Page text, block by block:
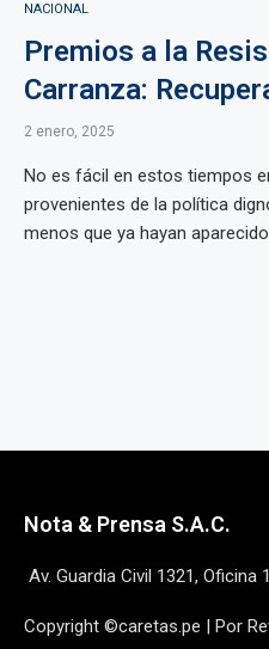
NACIONAL
Premios a la
Carranza:
2 enero, 2025
No es fácil en estos tiempos
provenientes de la política
menos que ya hayan aparecido
Nota & Prensa S.A.C.
Av. Guardia Civil 1321, Oficina
Copyright ©caretas.pe | Por